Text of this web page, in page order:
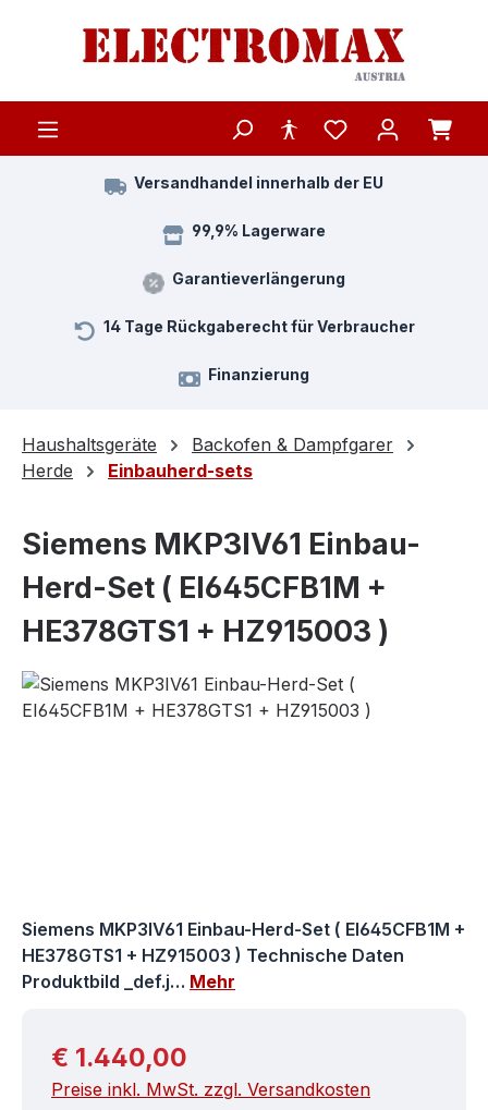
Zum Hauptinhalt springen
Versandhandel innerhalb der EU
99,9% Lagerware
Garantieverlängerung
14 Tage Rückgaberecht für Verbraucher
Finanzierung
Haushaltsgeräte
Backofen & Dampfgarer
Herde
Einbauherd-sets
Siemens MKP3IV61 Einbau-
Herd-Set ( EI645CFB1M +
HE378GTS1 + HZ915003 )
Bildergalerie überspringen
Siemens MKP3IV61 Einbau-Herd-Set ( EI645CFB1M +
HE378GTS1 + HZ915003 ) Technische Daten
Produktbild _def.j… Mehr
Regulärer Preis:
€ 1.440,00
Preise inkl. MwSt. zzgl. Versandkosten